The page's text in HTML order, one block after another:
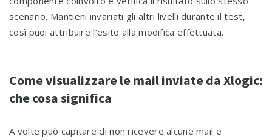
scenario. Mantieni invariati gli altri livelli durante il test,
così puoi attribuire l’esito alla modifica effettuata.
Come visualizzare le mail inviate da Xlogic:
che cosa significa
A volte può capitare di non ricevere alcune mail e